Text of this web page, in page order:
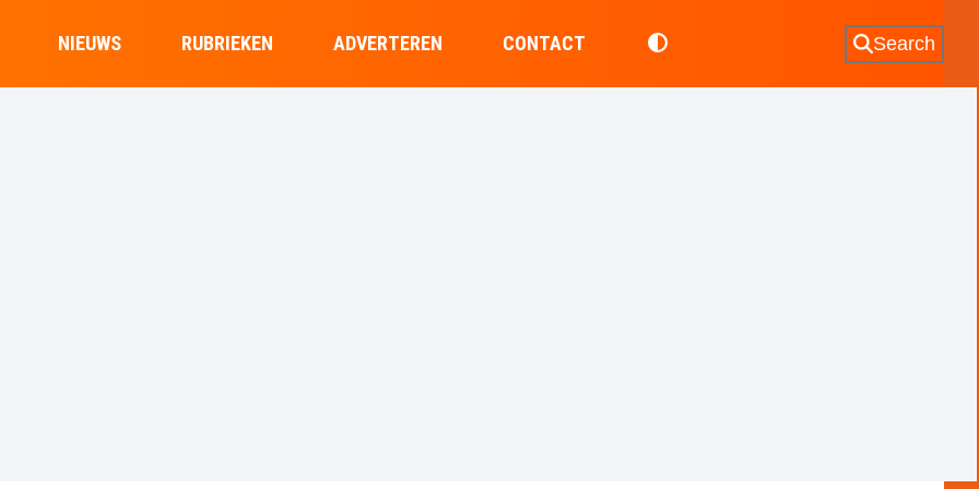
NIEUWS RUBRIEKEN ADVERTEREN CONTACT Search